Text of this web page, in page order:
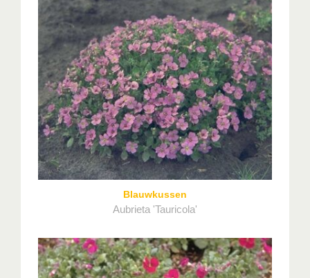
Blauwkussen
Aubrieta 'Tauricola'